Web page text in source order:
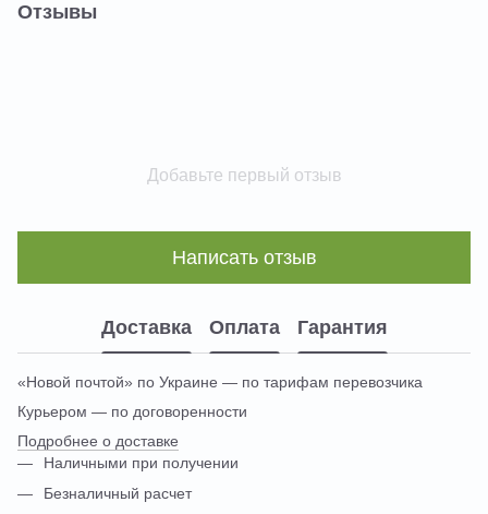
Отзывы
Добавьте первый отзыв
Написать отзыв
Доставка Оплата Гарантия
«Новой почтой» по Украине — по тарифам перевозчика
Курьером — по договоренности
Подробнее о доставке
Наличными при получении
Безналичный расчет